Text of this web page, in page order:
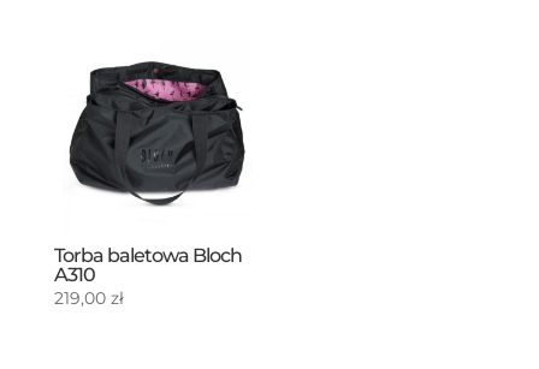
Torba baletowa Bloch
A310
219,00 zł